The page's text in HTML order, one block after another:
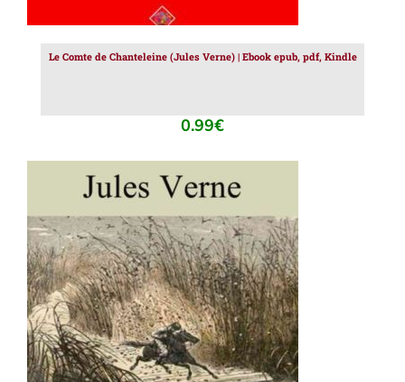
Le Comte de Chanteleine (Jules Verne) | Ebook epub, pdf, Kindle
0.99€
AJOUTER AU PANIER / DÉTAILS